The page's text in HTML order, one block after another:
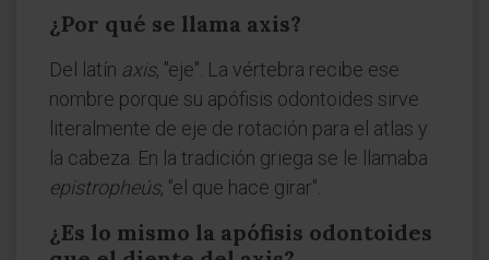
¿Por qué se llama axis?
Del latín axis, "eje". La vértebra recibe ese
nombre porque su apófisis odontoides sirve
literalmente de eje de rotación para el atlas y
la cabeza. En la tradición griega se le llamaba
epistropheús, "el que hace girar".
¿Es lo mismo la apófisis odontoides